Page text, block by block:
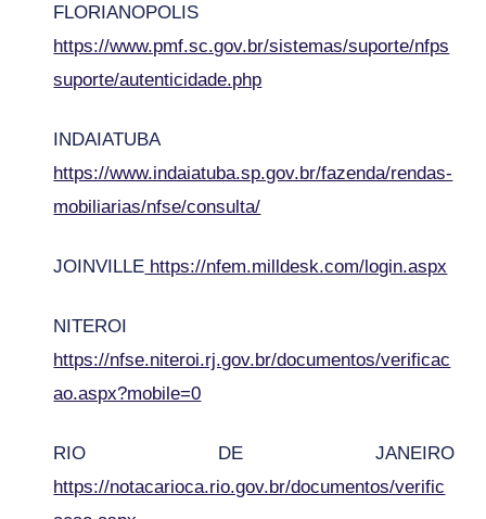
FLORIANOPOLIS
https://www.pmf.sc.gov.br/sistemas/suporte/nfps
suporte/autenticidade.php
INDAIATUBA
https://www.indaiatuba.sp.gov.br/fazenda/rendas-
mobiliarias/nfse/consulta/
JOINVILLE https://nfem.milldesk.com/login.aspx
NITEROI
https://nfse.niteroi.rj.gov.br/documentos/verificac
ao.aspx?mobile=0
RIO DE JANEIRO
https://notacarioca.rio.gov.br/documentos/verific